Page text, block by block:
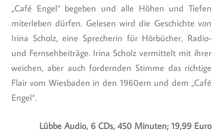
„Café Engel“ begeben und alle Höhen und Tiefen
miterleben dürfen. Gelesen wird die Geschichte von
Irina Scholz, eine Sprecherin für Hörbücher, Radio-
und Fernsehbeiträge. Irina Scholz vermittelt mit ihrer
weichen, aber auch fordernden Stimme das richtige
Flair vom Wiesbaden in den 1960ern und dem „Café
Engel“.
Lübbe Audio, 6 CDs, 450 Minuten; 19,99 Euro